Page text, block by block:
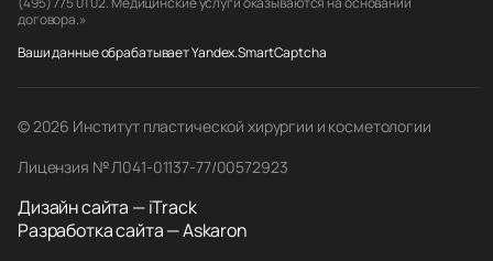
договора.»
Ваши данные обрабатывает Yandex.SmartCaptcha
© 2026 Институт пластической хирургии и косметологии
Лицензия № Л041-01137-77/00572923
Дизайн сайта — iTrack
Разработка сайта — Askaron